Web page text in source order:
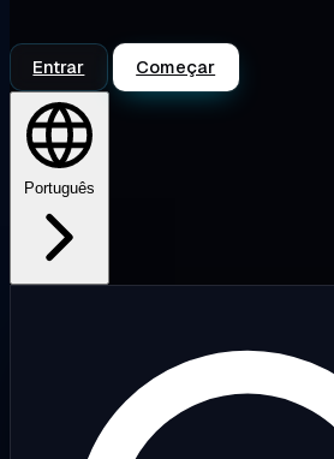
Entrar Começar
Português